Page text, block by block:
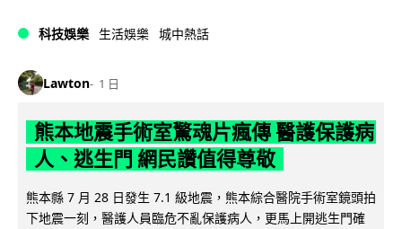
科技娛樂 生活娛樂 城中熱話
Lawton 1 日
熊本地震手術室驚魂片瘋傳 醫護保護病
人、逃生門 網民讚值得尊敬
熊本縣 7 月 28 日發生 7.1 級地震，熊本綜合醫院手術室鏡頭拍
下地震一刻，醫護人員臨危不亂保護病人，更馬上開逃生門確